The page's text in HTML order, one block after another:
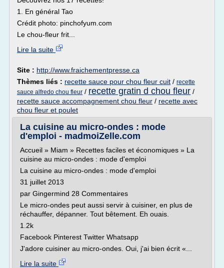
1. En général Tao
Crédit photo: pinchofyum.com
Le chou-fleur frit...
Lire la suite
Site : http://www.fraichementpresse.ca
Thèmes liés : recette sauce pour chou fleur cuit / recette
sauce alfredo chou fleur / recette gratin d chou fleur /
recette sauce accompagnement chou fleur / recette avec
chou fleur et poulet
La cuisine au micro-ondes : mode
d'emploi - madmoiZelle.com
Accueil » Miam » Recettes faciles et économiques » La
cuisine au micro-ondes : mode d'emploi
La cuisine au micro-ondes : mode d'emploi
31 juillet 2013
par Gingermind 28 Commentaires
Le micro-ondes peut aussi servir à cuisiner, en plus de
réchauffer, dépanner. Tout bêtement. Eh ouais.
1.2k
Facebook Pinterest Twitter Whatsapp
J'adore cuisiner au micro-ondes. Oui, j'ai bien écrit «...
Lire la suite